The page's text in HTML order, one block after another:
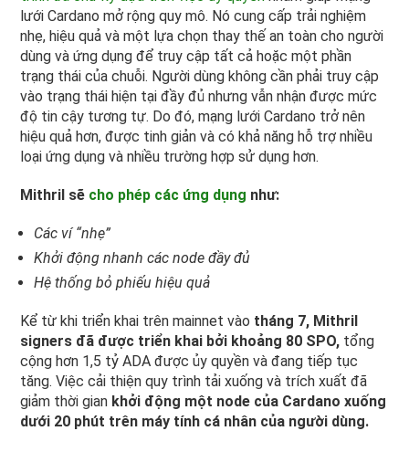
lưới Cardano mở rộng quy mô. Nó cung cấp trải nghiệm
nhẹ, hiệu quả và một lựa chọn thay thế an toàn cho người
dùng và ứng dụng để truy cập tất cả hoặc một phần
trạng thái của chuỗi. Người dùng không cần phải truy cập
vào trạng thái hiện tại đầy đủ nhưng vẫn nhận được mức
độ tin cậy tương tự. Do đó, mạng lưới Cardano trở nên
hiệu quả hơn, được tinh giản và có khả năng hỗ trợ nhiều
loại ứng dụng và nhiều trường hợp sử dụng hơn.
Mithril sẽ cho phép các ứng dụng như:
Các ví “nhẹ”
Khởi động nhanh các node đầy đủ
Hệ thống bỏ phiếu hiệu quả
Kể từ khi triển khai trên mainnet vào tháng 7, Mithril
signers đã được triển khai bởi khoảng 80 SPO, tổng
cộng hơn 1,5 tỷ ADA được ủy quyền và đang tiếp tục
tăng. Việc cải thiện quy trình tải xuống và trích xuất đã
giảm thời gian khởi động một node của Cardano xuống
dưới 20 phút trên máy tính cá nhân của người dùng.